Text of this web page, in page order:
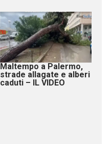
Maltempo a Palermo,
strade allagate e alberi
caduti – IL VIDEO